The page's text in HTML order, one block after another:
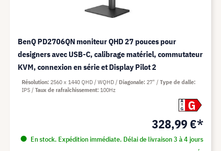
BenQ PD2706QN moniteur QHD 27 pouces pour
designers avec USB-C, calibrage matériel, commutateur
KVM, connexion en série et Display Pilot 2
A
G
G
328,99 €*
En stock. Expédition immédiate. Délai de livraison 3 à 4 jours
Résolution 2560 x 1440 QHD / WQHD Diagonale 27"
Type de dalle
IPS
Taux de rafraîchissement 100Hz